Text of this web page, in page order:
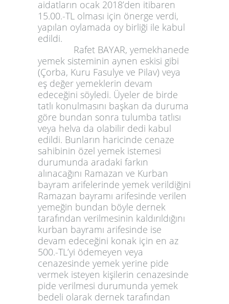
aidatların ocak 2018’den itibaren
15.00.-TL olması için önerge verdi,
yapılan oylamada oy birliği ile kabul
edildi.
Rafet BAYAR, yemekhanede
yemek sisteminin aynen eskisi gibi
(Çorba, Kuru Fasulye ve Pilav) veya
eş değer yemeklerin devam
edeceğini söyledi. Üyeler de birde
tatlı konulmasını başkan da duruma
göre bundan sonra tulumba tatlısı
veya helva da olabilir dedi kabul
edildi. Bunların haricinde cenaze
sahibinin özel yemek istemesi
durumunda aradaki farkın
alınacağını Ramazan ve Kurban
bayram arifelerinde yemek verildiğini
Ramazan bayramı arifesinde verilen
yemeğin bundan böyle dernek
tarafından verilmesinin kaldırıldığını
kurban bayramı arifesinde ise
devam edeceğini konak için en az
500.-TL’yi ödemeyen veya
cenazesinde yemek yerine pide
vermek isteyen kişilerin cenazesinde
pide verilmesi durumunda yemek
bedeli olarak dernek tarafından